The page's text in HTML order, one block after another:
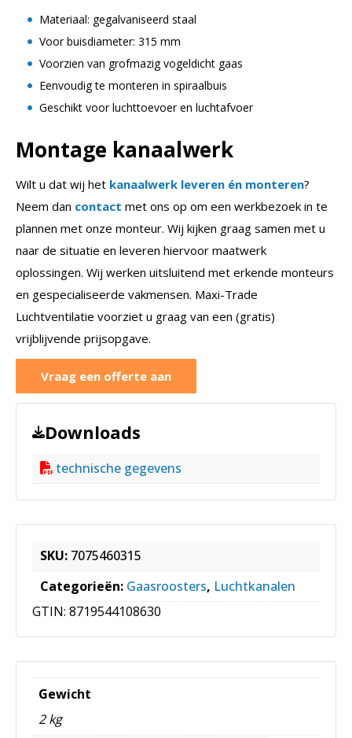
Materiaal: gegalvaniseerd staal
Voor buisdiameter: 315 mm
Voorzien van grofmazig vogeldicht gaas
Eenvoudig te monteren in spiraalbuis
Geschikt voor luchttoevoer en luchtafvoer
Montage kanaalwerk
Wilt u dat wij het kanaalwerk leveren én monteren?
Neem dan contact met ons op om een werkbezoek in te
plannen met onze monteur. Wij kijken graag samen met u
naar de situatie en leveren hiervoor maatwerk
oplossingen. Wij werken uitsluitend met erkende monteurs
en gespecialiseerde vakmensen. Maxi-Trade
Luchtventilatie voorziet u graag van een (gratis)
vrijblijvende prijsopgave.
Vraag een offerte aan
Downloads
technische gegevens
SKU: 7075460315
Categorieën: Gaasroosters, Luchtkanalen
GTIN: 8719544108630
Gewicht
2 kg